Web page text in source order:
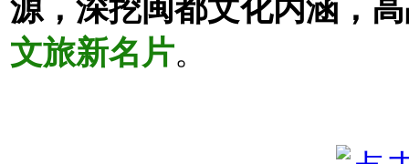
源， 深挖闽都文化内涵，
文旅新名片。